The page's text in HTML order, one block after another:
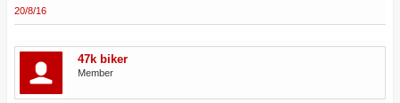
20/8/16
47k biker
Member